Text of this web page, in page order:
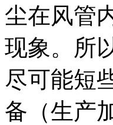
尘在风管
现象。所
尽可能短
备（生产